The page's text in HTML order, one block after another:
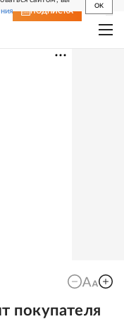
OK
ПОДПИСКА
покупателя